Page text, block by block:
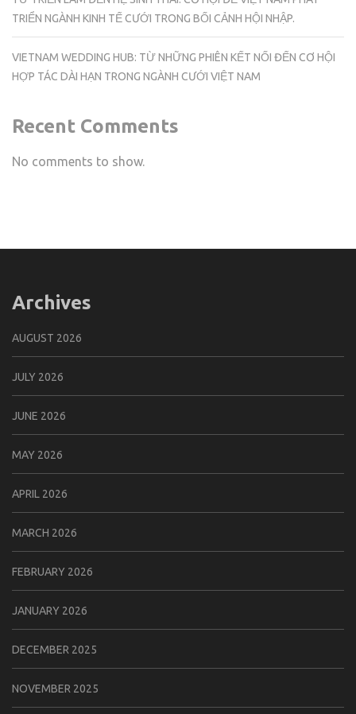
TRIỂN NGÀNH KINH TẾ CƯỚI TRONG BỐI CẢNH HỘI NHẬP.
VIETNAM WEDDING HUB: TỪ NHỮNG PHIÊN KẾT NỐI ĐẾN CƠ HỘI
HỢP TÁC DÀI HẠN TRONG NGÀNH CƯỚI VIỆT NAM
Recent Comments
No comments to show.
Archives
AUGUST 2026
JULY 2026
JUNE 2026
MAY 2026
APRIL 2026
MARCH 2026
FEBRUARY 2026
JANUARY 2026
DECEMBER 2025
NOVEMBER 2025